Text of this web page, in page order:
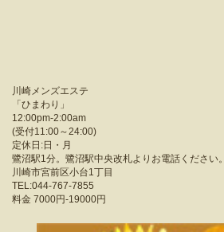
川崎メンズエステ
「ひまわり 」
12:00pm-2:00am
(受付11:00～24:00)
定休日:日・月
鷺沼駅1分。鷺沼駅中央改札よりお電話ください。
川崎市宮前区小台1丁目
TEL:044-767-7855
料金 7000円-19000円